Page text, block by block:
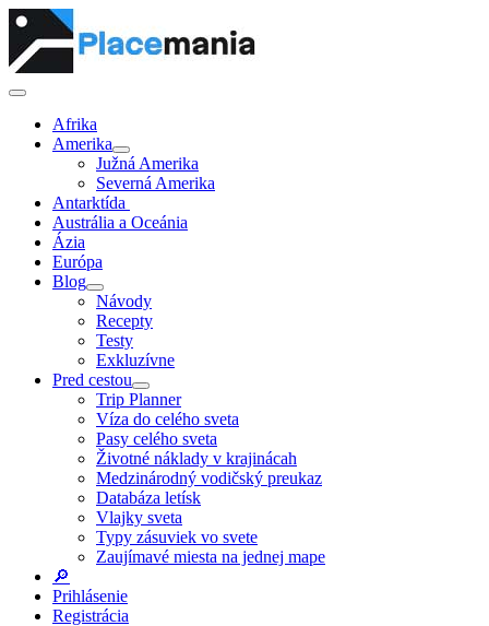
Afrika
Amerika
Južná Amerika
Severná Amerika
Antarktída
Austrália a Oceánia
Ázia
Európa
Blog
Návody
Recepty
Testy
Exkluzívne
Pred cestou
Trip Planner
Víza do celého sveta
Pasy celého sveta
Životné náklady v krajinácah
Medzinárodný vodičský preukaz
Databáza letísk
Vlajky sveta
Typy zásuviek vo svete
Zaujímavé miesta na jednej mape
🔎
Prihlásenie
Registrácia